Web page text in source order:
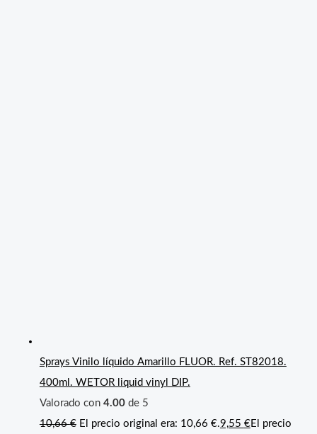
Sprays Vinilo líquido Amarillo FLUOR. Ref. ST82018.
400ml. WETOR liquid vinyl DIP.
Valorado con 4.00de 5
10,66€ El precio original era: 10,66 €.9,55 €El precio